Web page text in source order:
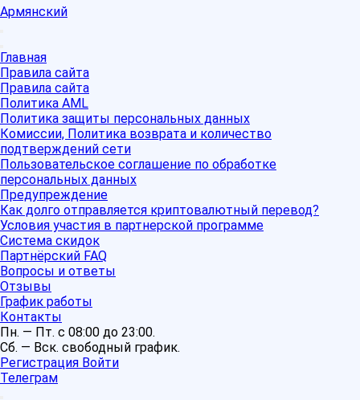
Армянский
Главная
Правила сайта
Правила сайта
Политика AML
Политика защиты персональных данных
Комиссии, Политика возврата и количество
подтверждений сети
Пользовательское соглашение по обработке
персональных данных
Предупреждение
Как долго отправляется криптовалютный перевод?
Условия участия в партнерской программе
Система скидок
Партнёрский FAQ
Вопросы и ответы
Отзывы
График работы
Контакты
Пн. — Пт. с 08:00 до 23:00.
Сб. — Вск. свободный график.
Регистрация Войти
Телеграм